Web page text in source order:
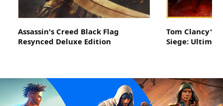
Assassin's Creed Black Flag
Resynced Deluxe Edition
Tom Clancy's
Siege: